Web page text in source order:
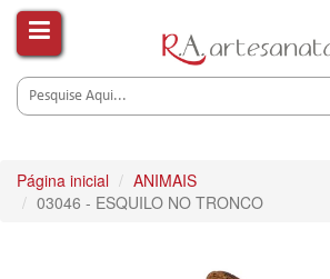
Página inicial
ANIMAIS
03046 - ESQUILO NO TRONCO